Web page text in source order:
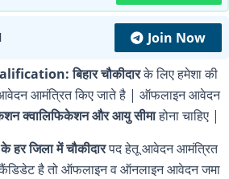
Join Now
बिहार चौकीदारके लिए हमेशा की
आमंत्रित किए जाते है | ऑफलाइन आवेदन
क्वालिफिकेशन और आयु सीमाहोना चाहिए |
के हर जिला में चौकीदारपद हेतू आवेदन आमंत्रित
है तो ऑफलाइन व ऑनलाइन आवेदन जमा